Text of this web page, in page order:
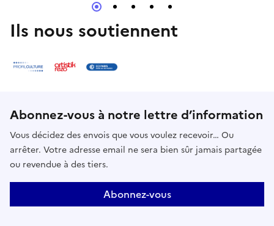
Ils nous soutiennent
Abonnez-vous à notre lettre d’information
Vous décidez des envois que vous voulez recevoir… Ou
arrêter. Votre adresse email ne sera bien sûr jamais partagée
ou revendue à des tiers.
Abonnez-vous